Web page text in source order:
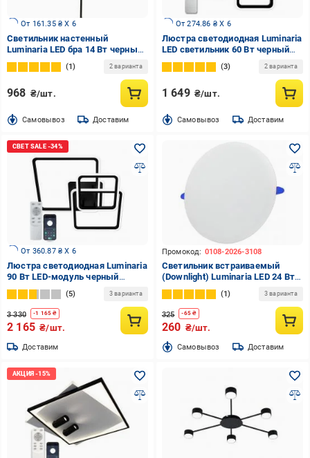
От 161.35 ₴ X 6
Светильник настенный
Luminaria LED бра 14 Вт черный
VEGA 14W L600 BLACK
1 2 варианта
968 ₴/шт.
Cамовывоз Доставим
От 274.86 ₴ X 6
Люстра светодиодная Luminaria
LED светильник 60 Вт черный
OVAL RGB 60W 4S1R BLACK
3 2 варианта
1 649 ₴/шт.
Cамовывоз Доставим
От 360.87 ₴ X 6
Люстра светодиодная Luminaria
90 Вт LED-модуль черный
SONNE 90W 4S BLACK
5 3 варианта
3 330 -1 165 ₴
2 165 ₴/шт.
Доставим
Промокод: 0108-2026-3108
Светильник встраиваемый
(Downlight) Luminaria LED 24 Вт
5000 К белый RDL-24W 5000K
1 3 варианта
325 -65 ₴
260 ₴/шт.
Cамовывоз Доставим